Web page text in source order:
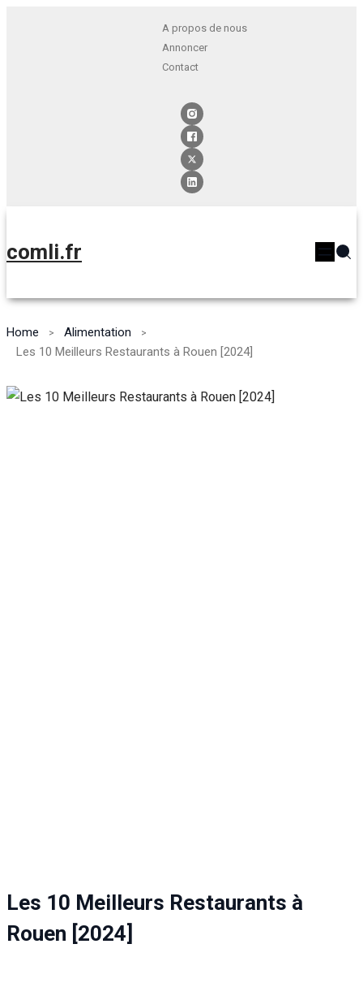
A propos de nous
Annoncer
Contact
comli.fr
Home
Alimentation
Les 10 Meilleurs Restaurants à Rouen [2024]
Les 10 Meilleurs Restaurants à
Rouen [2024]